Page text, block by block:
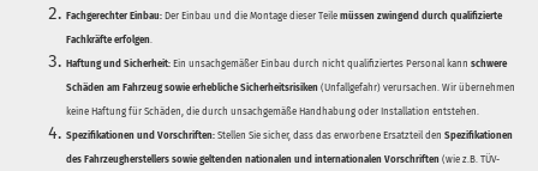
Fachgerechter Einbau: Der Einbau und die Montage dieser Teile müssen zwingend durch qualifizierte
Fachkräfte erfolgen.
Haftung und Sicherheit: Ein unsachgemäßer Einbau durch nicht qualifiziertes Personal kann schwere
Schäden am Fahrzeug sowie erhebliche Sicherheitsrisiken (Unfallgefahr) verursachen. Wir übernehmen
keine Haftung für Schäden, die durch unsachgemäße Handhabung oder Installation entstehen.
Spezifikationen und Vorschriften: Stellen Sie sicher, dass das erworbene Ersatzteil den Spezifikationen
des Fahrzeugherstellers sowie geltenden nationalen und internationalen Vorschriften (wie z.B. TÜV-